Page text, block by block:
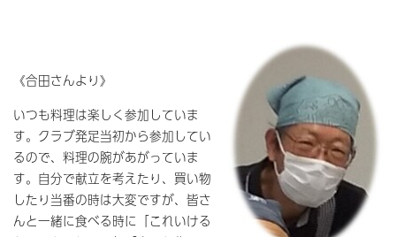
《合田さんより》
いつも料理は楽しく参加していま
す。クラブ発足当初から参加してい
るので、料理の腕があがっていま
す。自分で献立を考えたり、買い物
したり当番の時は大変ですが、皆さ
んと一緒に食べる時に「これいける